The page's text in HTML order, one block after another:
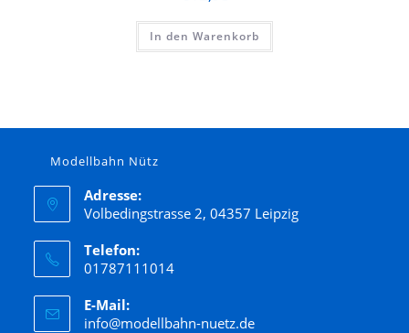
In den Warenkorb
Modellbahn Nütz
Adresse:
Volbedingstrasse 2, 04357 Leipzig
Telefon:
01787111014
E-Mail:
info@modellbahn-nuetz.de